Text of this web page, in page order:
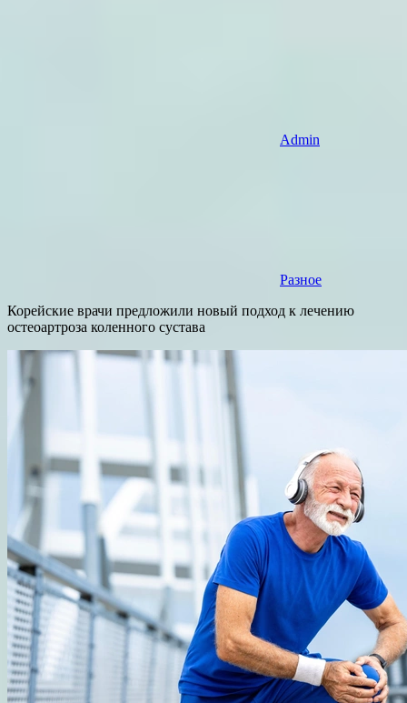
Admin
Разное
Корейские врачи предложили новый подход к лечению
остеоартроза коленного сустава